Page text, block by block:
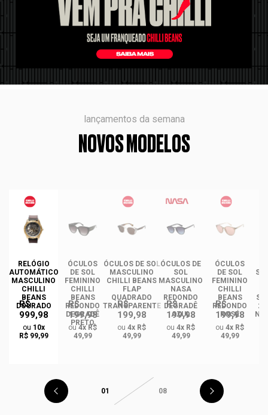
lançamentos da semana
NOVOS MODELOS
RELÓGIO
AUTOMÁTICO
MASCULINO
CHILLI
BEANS
DOURADO
R$
999,98
ou 10x
R$ 99,99
ÓCULOS
DE SOL
FEMININO
CHILLI
BEANS
REDONDO
DEGRADÊ
PRETO
R$
199,98
ou4x R$
49,99
ÓCULOS DE SOL
MASCULINO
CHILLI BEANS
FLAP
QUADRADO
TRANSPARENTE
R$
199,98
ou 4x R$
49,99
ÓCULOS DE
SOL
MASCULINO
NASA
REDONDO
DEGRADÊ
AZUL
R$
199,98
ou 4x R$
49,99
ÓCULOS
DE SOL
FEMININO
CHILLI
BEANS
REDONDO
ROSÉ
R$
199,98
ou 4x R$
49,99
01 08